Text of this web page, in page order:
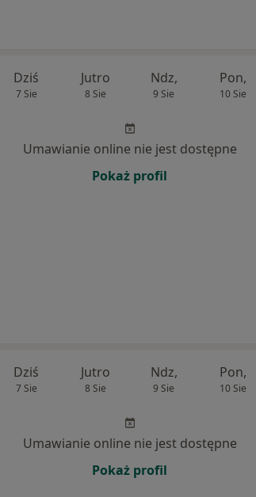
Dziś
7 Sie
Jutro
8 Sie
Ndz,
9 Sie
Pon,
10 Sie
Umawianie online nie jest dostępne
Pokaż profil
Dziś
7 Sie
Jutro
8 Sie
Ndz,
9 Sie
Pon,
10 Sie
Umawianie online nie jest dostępne
Pokaż profil